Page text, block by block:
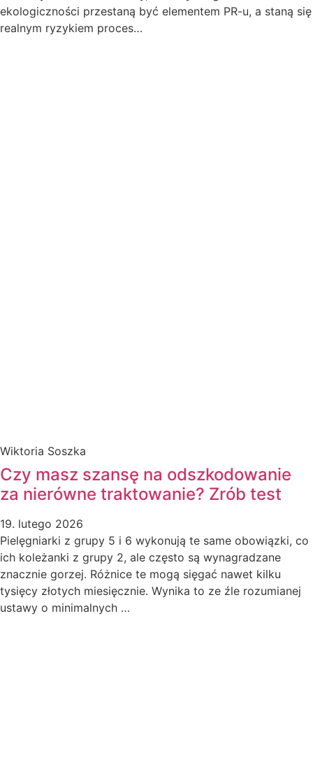
ekologiczności przestaną być elementem PR-u, a staną się
realnym ryzykiem proces…
Wiktoria Soszka
Czy masz szansę na odszkodowanie
za nierówne traktowanie? Zrób test
19. lutego 2026
Pielęgniarki z grupy 5 i 6 wykonują te same obowiązki, co
ich koleżanki z grupy 2, ale często są wynagradzane
znacznie gorzej. Różnice te mogą sięgać nawet kilku
tysięcy złotych miesięcznie. Wynika to ze źle rozumianej
ustawy o minimalnych …